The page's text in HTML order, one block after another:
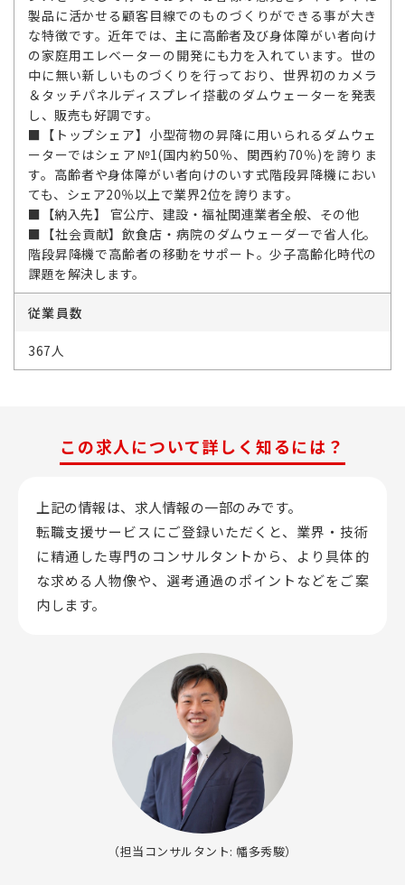
製品に活かせる顧客目線でのものづくりができる事が大き
な特徴です。近年では、主に高齢者及び身体障がい者向け
の家庭用エレベーターの開発にも力を入れています。世の
中に無い新しいものづくりを行っており、世界初のカメラ
＆タッチパネルディスプレイ搭載のダムウェーターを発表
し、販売も好調です。
■【トップシェア】小型荷物の昇降に用いられるダムウェ
ーターではシェア№1(国内約50％、関西約70％)を誇りま
す。高齢者や身体障がい者向けのいす式階段昇降機におい
ても、シェア20％以上で業界2位を誇ります。
■【納入先】 官公庁、建設・福祉関連業者全般、その他
■【社会貢献】飲食店・病院のダムウェーダーで省人化。
階段昇降機で高齢者の移動をサポート。少子高齢化時代の
課題を解決します。
従業員数
367人
この求人について詳しく知るには？
上記の情報は、求人情報の一部のみです。
転職支援サービスにご登録いただくと、業界・技術
に精通した専門のコンサルタントから、 より具体的
な求める人物像や、選考通過のポイントなどをご案
内します。
（担当コンサルタント: 幡多秀駿）